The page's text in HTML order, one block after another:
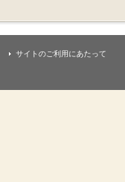
サイトのご利用にあたって